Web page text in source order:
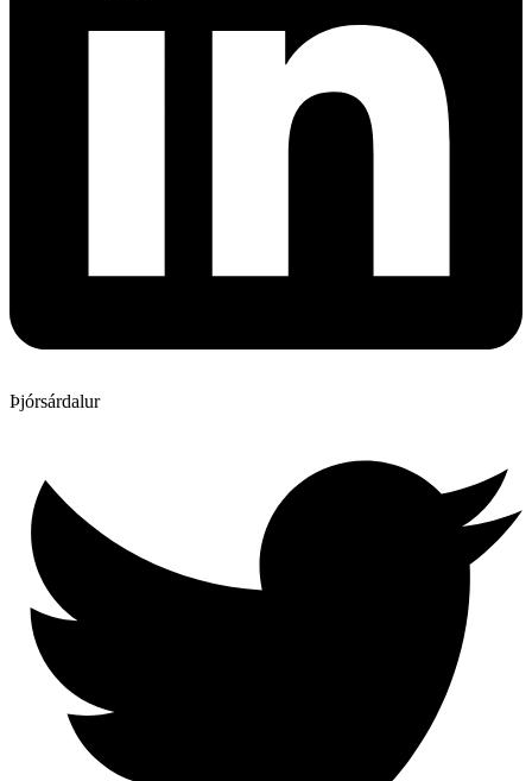
Þjórsárdalur